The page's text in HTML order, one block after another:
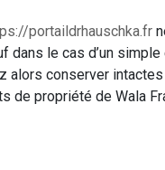
portaildrhauschka.fr
dans le cas d’un
alors conserver
de propriété de Wala